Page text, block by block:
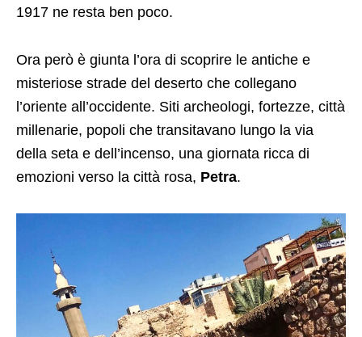
1917 ne resta ben poco.
Ora però è giunta l’ora di scoprire le antiche e
misteriose strade del deserto che collegano
l’oriente all’occidente. Siti archeologi, fortezze, città
millenarie, popoli che transitavano lungo la via
della seta e dell’incenso, una giornata ricca di
emozioni verso la città rosa, Petra.